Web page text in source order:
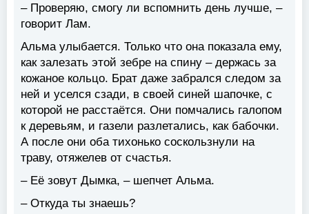
– Проверяю, смогу ли вспомнить день лучше, –
говорит Лам.
Альма улыбается. Только что она показала ему,
как залезать этой зебре на спину – держась за
кожаное кольцо. Брат даже забрался следом за
ней и уселся сзади, в своей синей шапочке, с
которой не расстаётся. Они помчались галопом
к деревьям, и газели разлетались, как бабочки.
А после они оба тихонько соскользнули на
траву, отяжелев от счастья.
– Её зовут Дымка, – шепчет Альма.
– Откуда ты знаешь?